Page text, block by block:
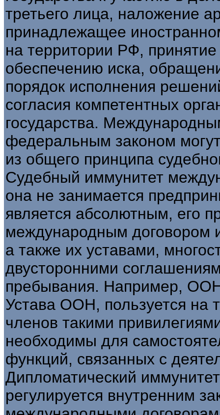
третьего лица, наложение
принадлежащее
на территории РФ,
обеспечению иска,
порядок исполнения
согласия компетентных
государства.
федеральным законом
из общего принципа
Судебный иммунитет
она не занимается
является абсолютным, его
международным
а также их уставами,
двусторонними
пребывания. Например,
Устава ООН, пользуется на
членов такими
необходимы для
функций, связанных с
Дипломатический
регулируется внутренним